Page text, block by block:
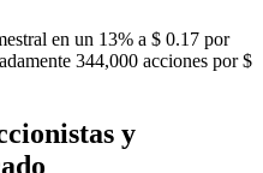
en un 13% a $ 0.17 por
344,000 acciones por $
y